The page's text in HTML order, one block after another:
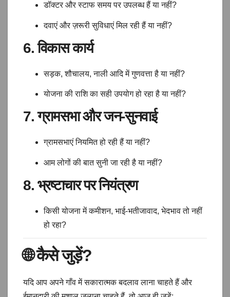
डॉक्टर और स्टाफ समय पर उपलब्ध हैं या नहीं?
दवाएं और ज़रूरी सुविधाएं मिल रही हैं या नहीं?
6. विकास कार्य
सड़क, शौचालय, नाली आदि में गुणवत्ता है या नहीं?
योजना की राशि का सही उपयोग हो रहा है या नहीं?
7. ग्रामसभा और जन-सुनवाई
ग्रामसभाएं नियमित हो रही हैं या नहीं?
आम लोगों की बात सुनी जा रही है या नहीं?
8. भ्रष्टाचार पर नियंत्रण
किसी योजना में कमीशन, भाई-भतीजावाद, भेदभाव तो नहीं
हो रहा?
🌐कैसे जुड़ें?
यदि आप अपने गाँव में सकारात्मक बदलाव लाना चाहते हैं और